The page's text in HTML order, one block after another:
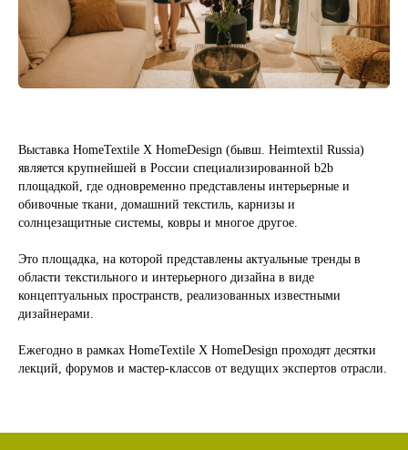
Выставка HomeTextile Х HomeDesign (бывш. Heimtextil Russia)
является крупнейшей в России специализированной b2b
площадкой, где одновременно представлены интерьерные и
обивочные ткани, домашний текстиль, карнизы и
солнцезащитные системы, ковры и многое другое.
Это площадка, на которой представлены актуальные тренды в
области текстильного и интерьерного дизайна в виде
концептуальных пространств, реализованных известными
дизайнерами.
Ежегодно в рамках HomeTextile Х HomeDesign проходят десятки
лекций, форумов и мастер-классов от ведущих экспертов отрасли.